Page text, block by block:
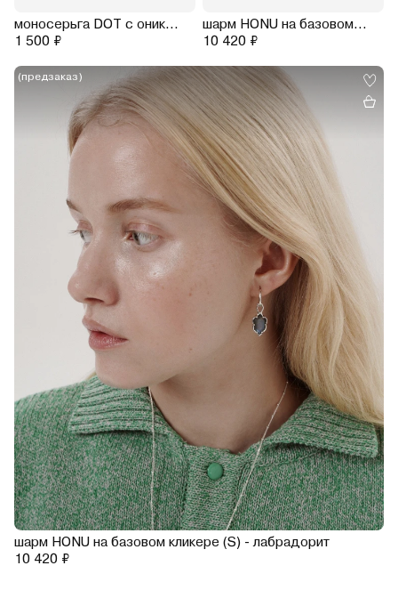
моносерьга DOT с ониксом
1 500 ₽
шарм HONU на базовом кликере (S) - черный оникс
10 420 ₽
(предзаказ)
шарм HONU на базовом кликере (S) - лабрадорит
10 420 ₽